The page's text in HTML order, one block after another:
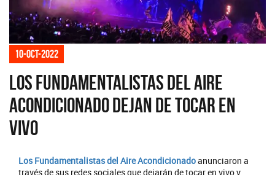
10-oct-2022
Los Fundamentalistas del Aire
Acondicionado dejan de tocar en
vivo
Los Fundamentalistas del Aire Acondicionadoanunciaron a
través de sus redes sociales que dejarán de tocar en vivo y